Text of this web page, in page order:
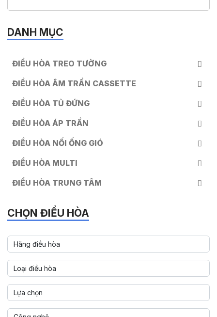
DANH MỤC
ĐIỀU HÒA TREO TƯỜNG
ĐIỀU HÒA ÂM TRẦN CASSETTE
ĐIỀU HÒA TỦ ĐỨNG
ĐIỀU HÒA ÁP TRẦN
ĐIỀU HÒA NỐI ỐNG GIÓ
ĐIỀU HÒA MULTI
ĐIỀU HÒA TRUNG TÂM
CHỌN ĐIỀU HÒA